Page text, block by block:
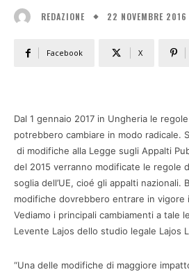
REDAZIONE 22 NOVEMBRE 2016
Facebook X
Dal 1 gennaio 2017 in Ungheria le
potrebbero cambiare in modo radicale.
di modifiche alla Legge sugli Appalti
del 2015 verranno modificate le regole
soglia dell’UE, cioé gli appalti nazionali.
modifiche dovrebbero entrare in vigore
Vediamo i principali cambiamenti a tale
Levente Lajos dello studio legale Lajos
“Una delle modifiche di maggiore